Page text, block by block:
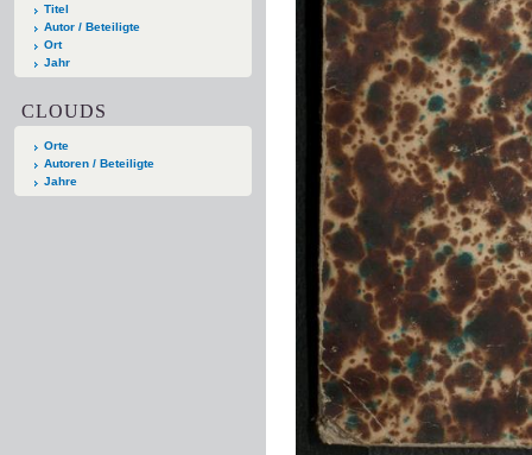
Titel
Autor / Beteiligte
Ort
Jahr
CLOUDS
Orte
Autoren / Beteiligte
Jahre